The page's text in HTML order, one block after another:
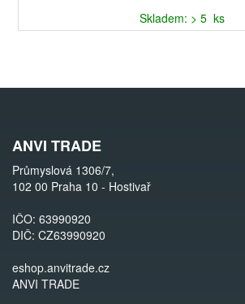
Skladem: > 5 ks
ANVI TRADE
Průmyslová 1306/7,
102 00 Praha 10 - Hostivař
IČO: 63990920
DIČ: CZ63990920
eshop.anvitrade.cz
ANVI TRADE